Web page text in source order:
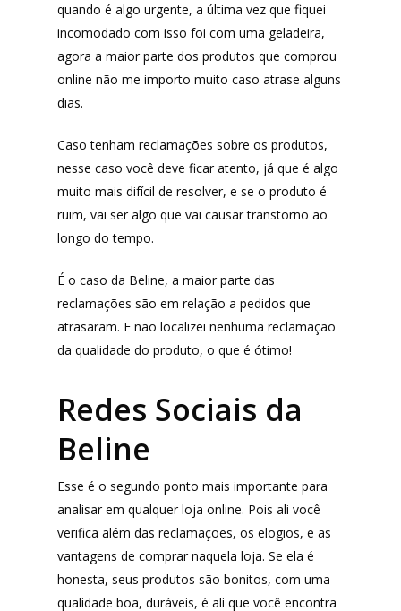
quando é algo urgente, a última vez que fiquei
incomodado com isso foi com uma geladeira,
agora a maior parte dos produtos que comprou
online não me importo muito caso atrase alguns
dias.
Caso tenham reclamações sobre os produtos,
nesse caso você deve ficar atento, já que é algo
muito mais difícil de resolver, e se o produto é
ruim, vai ser algo que vai causar transtorno ao
longo do tempo.
É o caso da Beline, a maior parte das
reclamações são em relação a pedidos que
atrasaram. E não localizei nenhuma reclamação
da qualidade do produto, o que é ótimo!
Redes Sociais da
Beline
Esse é o segundo ponto mais importante para
analisar em qualquer loja online. Pois ali você
verifica além das reclamações, os elogios, e as
vantagens de comprar naquela loja. Se ela é
honesta, seus produtos são bonitos, com uma
qualidade boa, duráveis, é ali que você encontra